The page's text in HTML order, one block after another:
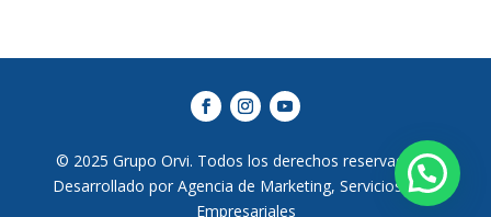
© 2025 Grupo Orvi. Todos los derechos reservados |
Desarrollado por Agencia de Marketing, Servicios Web
Empresariales